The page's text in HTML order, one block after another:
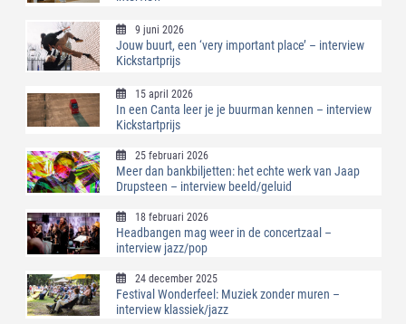
9 juni 2026
Jouw buurt, een ‘very important place’ – interview
Kickstartprijs
15 april 2026
In een Canta leer je je buurman kennen – interview
Kickstartprijs
25 februari 2026
Meer dan bankbiljetten: het echte werk van Jaap
Drupsteen – interview beeld/geluid
18 februari 2026
Headbangen mag weer in de concertzaal –
interview jazz/pop
24 december 2025
Festival Wonderfeel: Muziek zonder muren –
interview klassiek/jazz